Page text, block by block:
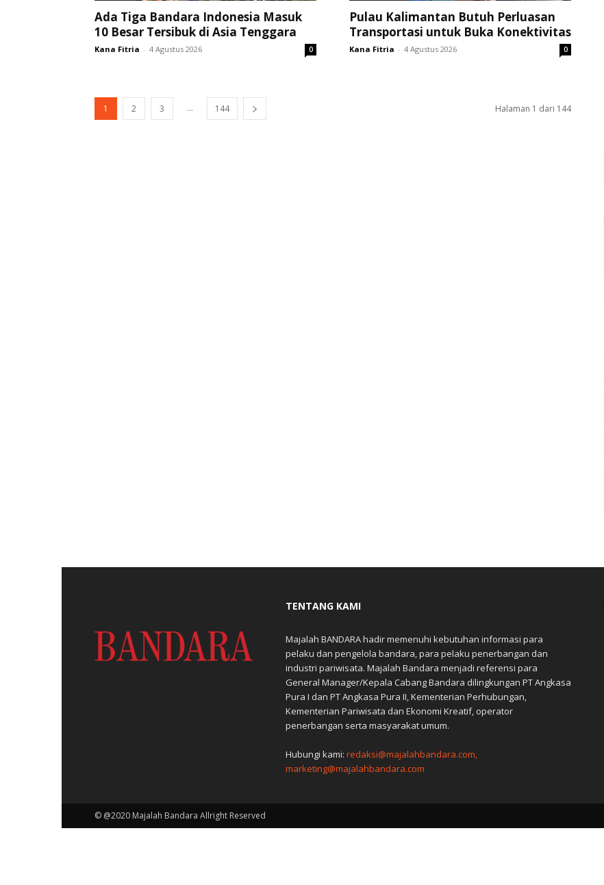
Ada Tiga Bandara Indonesia Masuk
10 Besar Tersibuk di Asia Tenggara
Kana Fitria - 4 Agustus 2026 0
Pulau Kalimantan Butuh Perluasan
Transportasi untuk Buka Konektivitas
Kana Fitria - 4 Agustus 2026 0
1 2 3 ... 144 Halaman 1 dari 144
TENTANG KAMI
Majalah BANDARA hadir memenuhi kebutuhan informasi para
pelaku dan pengelola bandara, para pelaku penerbangan dan
industri pariwisata. Majalah Bandara menjadi referensi para
General Manager/Kepala Cabang Bandara dilingkungan PT Angkasa
Pura I dan PT Angkasa Pura II, Kementerian Perhubungan,
Kementerian Pariwisata dan Ekonomi Kreatif, operator
penerbangan serta masyarakat umum.
Hubungi kami: redaksi@majalahbandara.com,
marketing@majalahbandara.com
© @2020 Majalah Bandara Allright Reserved